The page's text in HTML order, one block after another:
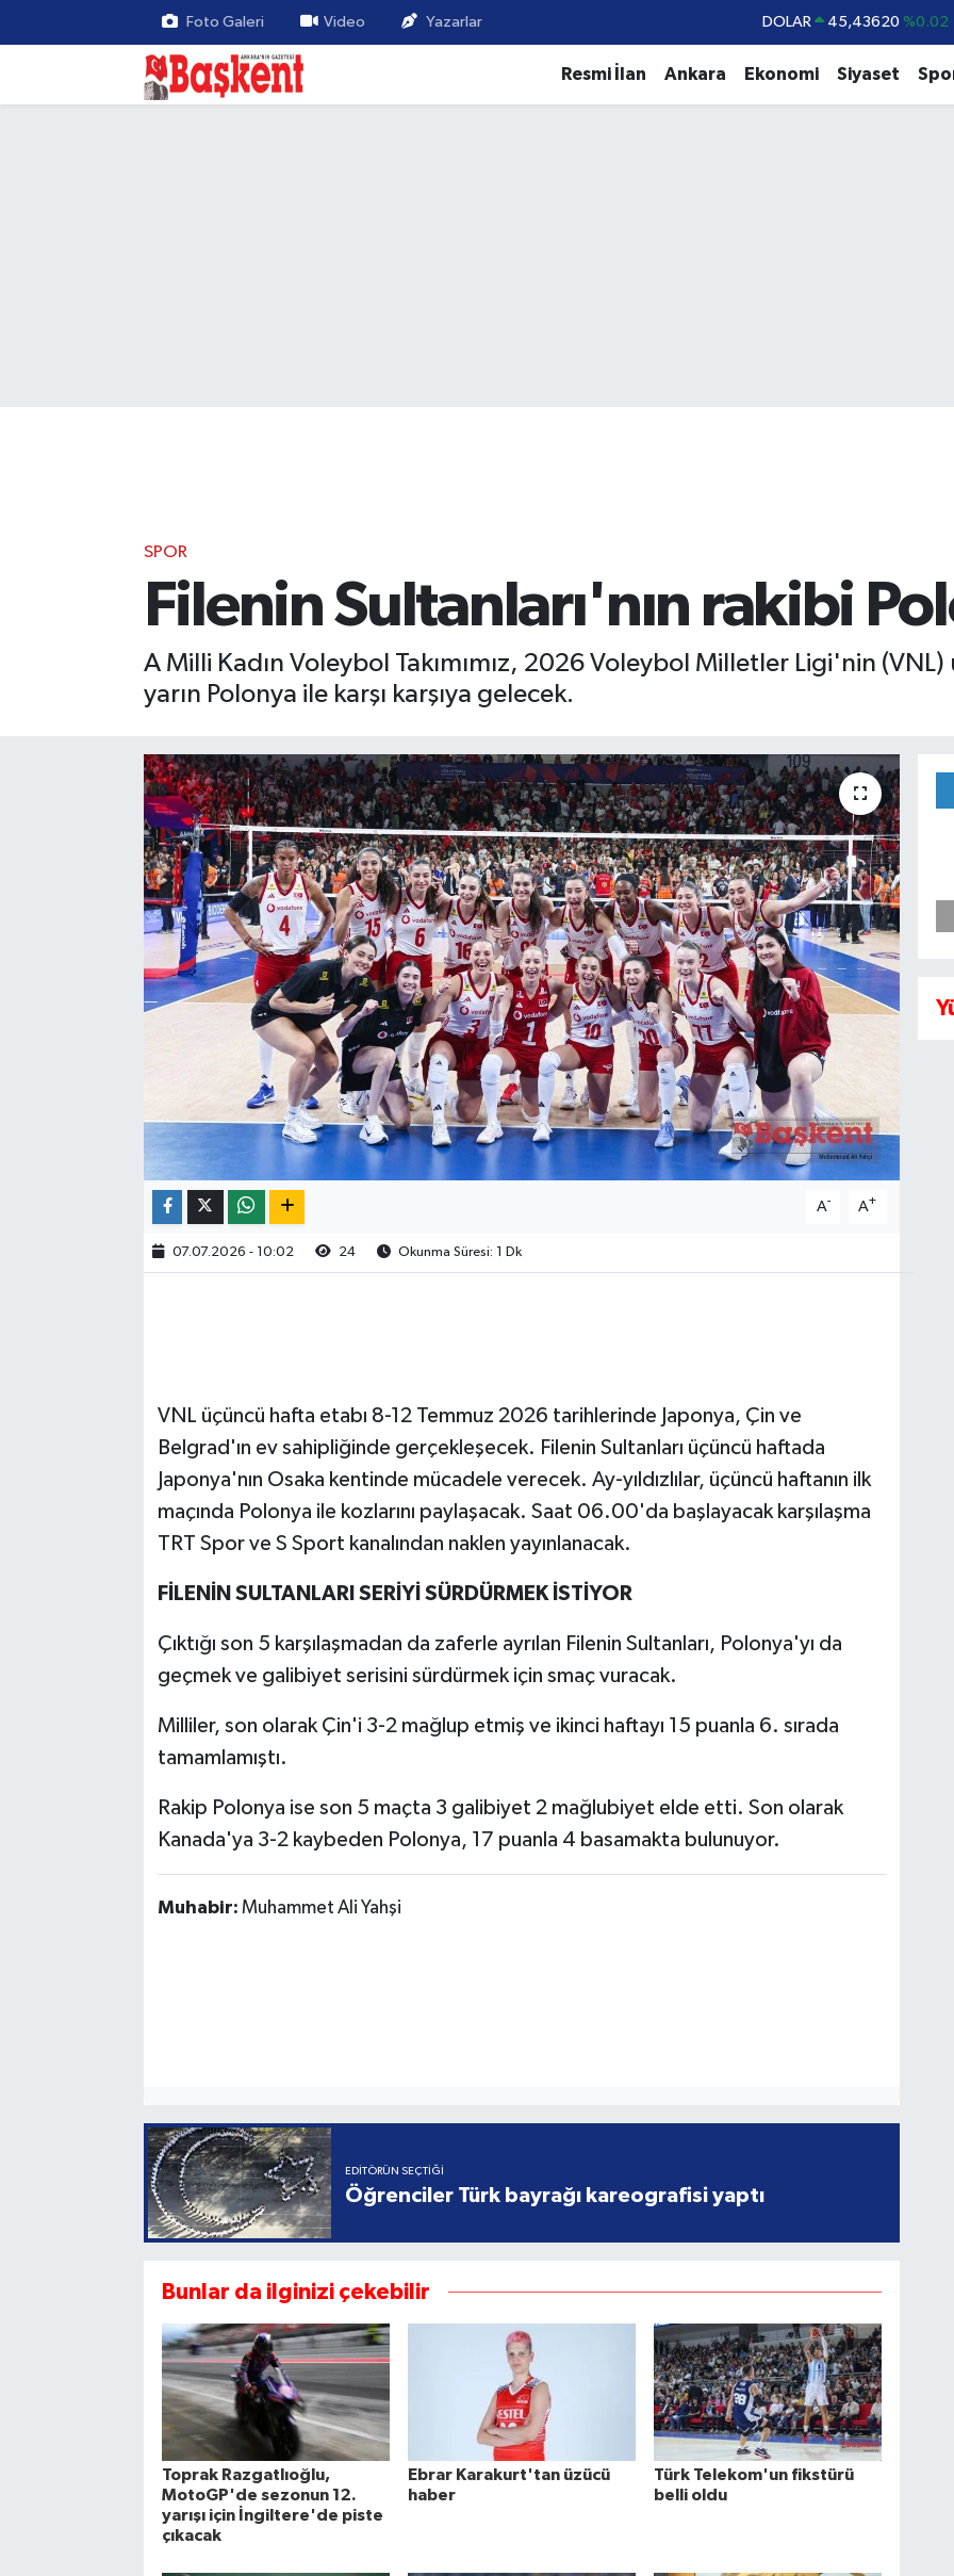
Foto Galeri Video Yazarlar DOLAR 45,43620 %0.02
Resmi İlan Ankara Ekonomi Siyaset
SPOR
Filenin Sultanları'nın rakibi
A Milli Kadın Voleybol Takımımız, 2026 Voleybol Milletler Ligi'nin
yarın Polonya ile karşı karşıya gelecek.
A- A+
07.07.2026 - 10:02 24 Okunma Süresi: 1 Dk
VNL üçüncü hafta etabı 8-12 Temmuz 2026 tarihlerinde Japonya, Çin ve
Belgrad'ın ev sahipliğinde gerçekleşecek. Filenin Sultanları üçüncü haftada
Japonya'nın Osaka kentinde mücadele verecek. Ay-yıldızlılar, üçüncü haftanın ilk
maçında Polonya ile kozlarını paylaşacak. Saat 06.00'da başlayacak karşılaşma
TRT Spor ve S Sport kanalından naklen yayınlanacak.
FİLENİN SULTANLARI SERİYİ SÜRDÜRMEK İSTİYOR
Çıktığı son 5 karşılaşmadan da zaferle ayrılan Filenin Sultanları, Polonya'yı da
geçmek ve galibiyet serisini sürdürmek için smaç vuracak.
Milliler, son olarak Çin'i 3-2 mağlup etmiş ve ikinci haftayı 15 puanla 6. sırada
tamamlamıştı.
Rakip Polonya ise son 5 maçta 3 galibiyet 2 mağlubiyet elde etti. Son olarak
Kanada'ya 3-2 kaybeden Polonya, 17 puanla 4 basamakta bulunuyor.
Muhabir: Muhammet Ali Yahşi
EDITÖRÜN SEÇTIĞI
Öğrenciler Türk bayrağı kareografisi yaptı
Bunlar da ilginizi çekebilir
Toprak Razgatlıoğlu,
MotoGP'de sezonun 12.
yarışı için İngiltere'de piste
çıkacak
Ebrar Karakurt'tan üzücü
haber
Türk Telekom'un fikstürü
belli oldu